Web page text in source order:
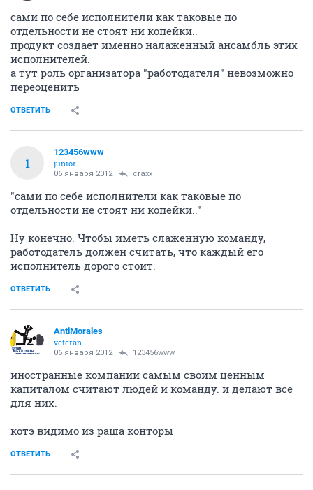
сами по себе исполнители как таковые по
отдельности не стоят ни копейки..
продукт создает именно налаженный ансамбль этих
исполнителей.
а тут роль организатора "работодателя" невозможно
переоценить
ОТВЕТИТЬ
1
123456www
junior
06 января 2012 craxx
"сами по себе исполнители как таковые по
отдельности не стоят ни копейки.."
Ну конечно. Чтобы иметь слаженную команду,
работодатель должен считать, что каждый его
исполнитель дорого стоит.
ОТВЕТИТЬ
AntiMorales
veteran
06 января 2012 123456www
иностранные компании самым своим ценным
капиталом считают людей и команду. и делают все
для них.
котэ видимо из раша конторы
ОТВЕТИТЬ